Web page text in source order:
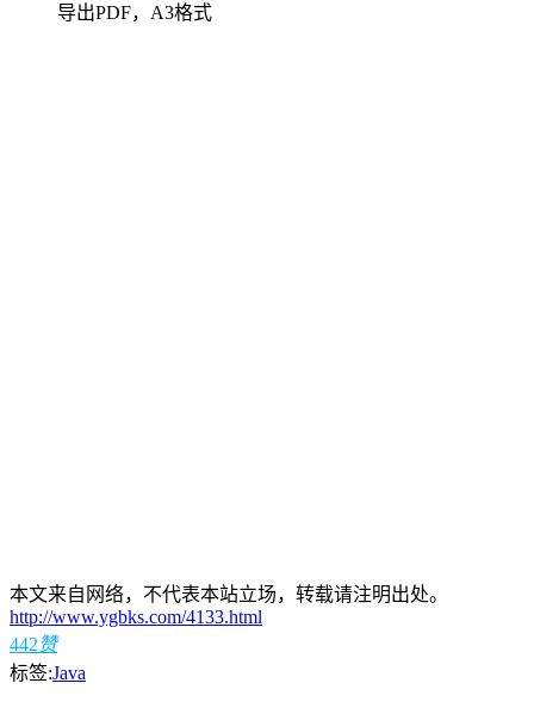
导出PDF，A3格式
本文来自网络，不代表本站立场，转载请注明出处。
http://www.ygbks.com/4133.html
442赞
标签:Java